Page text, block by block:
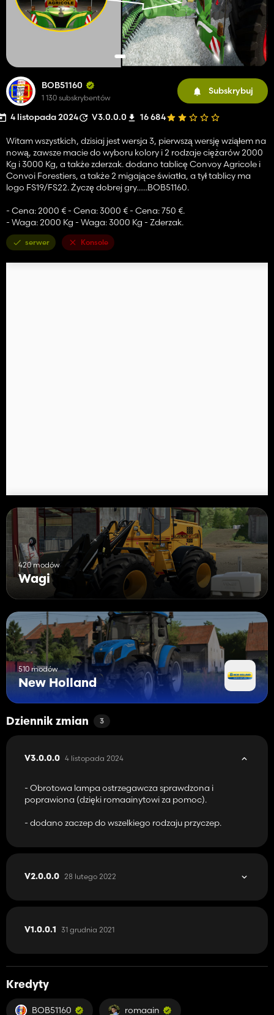
BOB51160
1 130 subskrybentów
Subskrybuj
4 listopada 2024 V3.0.0.0 16 684
Witam wszystkich, dzisiaj jest wersja 3, pierwszą wersję wziąłem na
nową, zawsze macie do wyboru kolory i 2 rodzaje ciężarów 2000
Kg i 3000 Kg, a także zderzak. dodano tablicę Convoy Agricole i
Convoi Forestiers, a także 2 migające światła, a tył tablicy ma
logo FS19/FS22. Życzę dobrej gry......BOB51160.
- Cena: 2000 € - Cena: 3000 € - Cena: 750 €.
- Waga: 2000 Kg - Waga: 3000 Kg - Zderzak.
serwer Konsole
420 modów
Wagi
510 modów
New Holland
Dziennik zmian 3
V3.0.0.0 4 listopada 2024
- Obrotowa lampa ostrzegawcza sprawdzona i
poprawiona (dzięki romaainytowi za pomoc).
- dodano zaczep do wszelkiego rodzaju przyczep.
V2.0.0.0 28 lutego 2022
V1.0.0.1 31 grudnia 2021
Kredyty
BOB51160 romaain